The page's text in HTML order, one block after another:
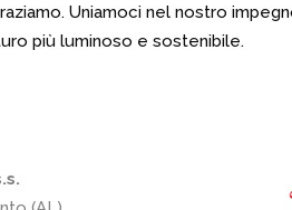
Uniamoci nel nostro
più luminoso e sostenibile.